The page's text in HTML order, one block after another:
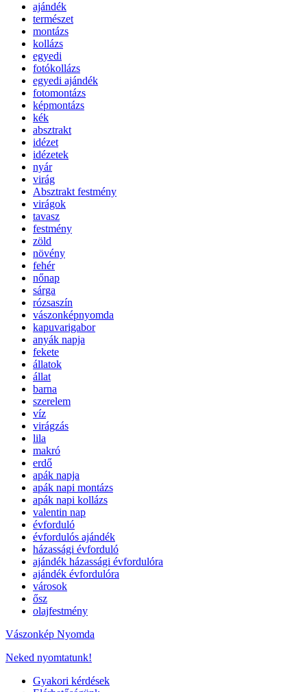
ajándék
természet
montázs
kollázs
egyedi
fotókollázs
egyedi ajándék
fotomontázs
képmontázs
kék
absztrakt
idézet
idézetek
nyár
virág
Absztrakt festmény
virágok
tavasz
festmény
zöld
növény
fehér
nőnap
sárga
rózsaszín
vászonképnyomda
kapuvarigabor
anyák napja
fekete
állatok
állat
barna
szerelem
víz
virágzás
lila
makró
erdő
apák napja
apák napi montázs
apák napi kollázs
valentin nap
évforduló
évfordulós ajándék
házassági évforduló
ajándék házassági évfordulóra
ajándék évfordulóra
városok
ősz
olajfestmény
Vászonkép Nyomda
Neked nyomtatunk!
Gyakori kérdések